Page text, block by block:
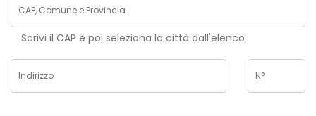
Scrivi il CAP e poi seleziona la città dall'elenco